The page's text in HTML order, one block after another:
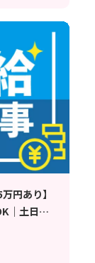
円あり】
｜土日休
〉